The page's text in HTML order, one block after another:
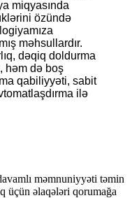
miqyasında
özündə
məhsullardır.
dəqiq doldurma
həm də boş
qabiliyyəti, sabit
ilə
məmnuniyyəti təmin
üçün əlaqələri qorumağa